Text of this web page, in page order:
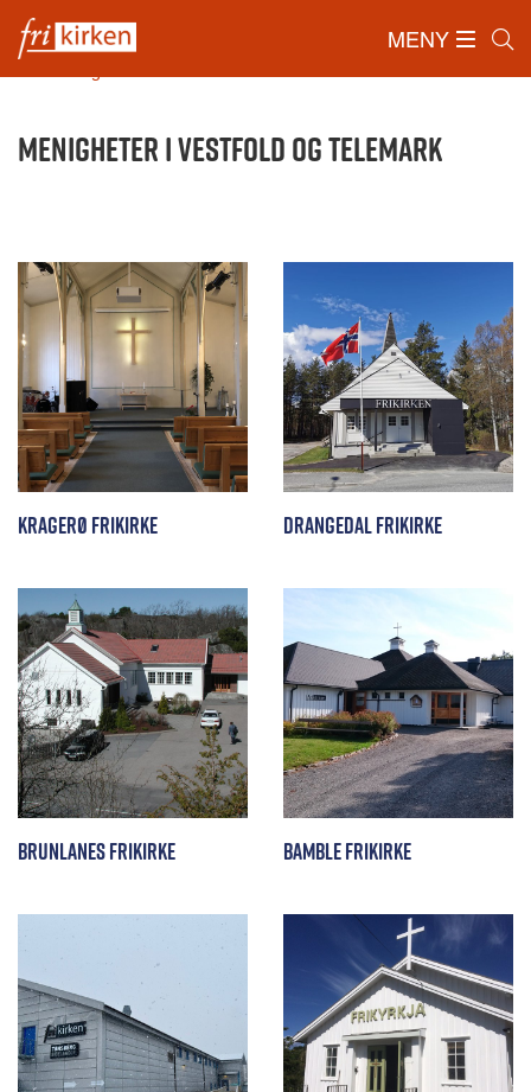
MENY
Forside/Om Frikirken
Menigheter i
Menigheter i Vestfold og Telemark
Kragerø Frikirke Drangedal Frikirke
Brunlanes Frikirke Bamble Frikirke